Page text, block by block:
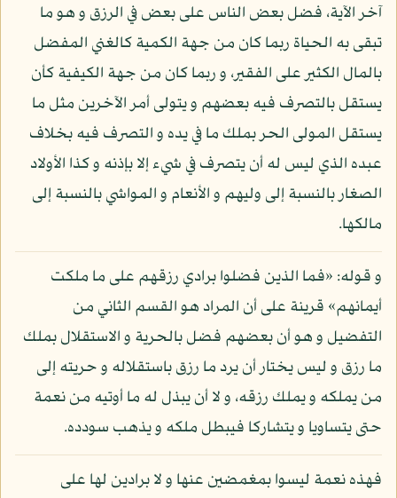
آخر الآية، فضل بعض الناس على بعض في الرزق و هو ما
تبقى به الحياة ربما كان من جهة الكمية كالغني المفضل
بالمال الكثير على الفقير، و ربما كان من جهة الكيفية كأن
يستقل بالتصرف فيه بعضهم و يتولى أمر الآخرين مثل ما
يستقل المولى الحر بملك ما في يده و التصرف فيه بخلاف
عبده الذي ليس له أن يتصرف في شيء إلا بإذنه و كذا الأولاد
الصغار بالنسبة إلى وليهم و الأنعام و المواشي بالنسبة إلى
مالكها.
و قوله: «فما الذين فضلوا برادي رزقهم على ما ملكت
أيمانهم» قرينة على أن المراد هو القسم الثاني من
التفضيل و هو أن بعضهم فضل بالحرية و الاستقلال بملك
ما رزق و ليس يختار أن يرد ما رزق باستقلاله و حريته إلى
من يملكه و يملك رزقه، و لا أن يبذل له ما أوتيه من نعمة
حتى يتساويا و يتشاركا فيبطل ملكه و يذهب سودده.
فهذه نعمة ليسوا بمغمضين عنها و لا برادين لها على